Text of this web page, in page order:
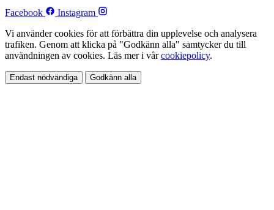
Facebook
Instagram
Vi använder cookies för att förbättra din upplevelse och analysera
trafiken. Genom att klicka på "Godkänn alla" samtycker du till
användningen av cookies. Läs mer i vårcookiepolicy.
Endast nödvändiga Godkänn alla